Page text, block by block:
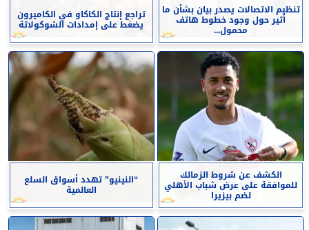
تنظيم الاتصالات يصدر بيان بشأن ما
أثير حول وجود خطوط هاتف
محمول...
تراجع إنتاج الكاكاو في الكاميرون
يضغط على إمدادات الشوكولاتة
الكشف عن شروط الزمالك
للموافقة على عرض شباب الأهلي
لضم بيزيرا
“النينيو” تهدد أسواق السلع
العالمية